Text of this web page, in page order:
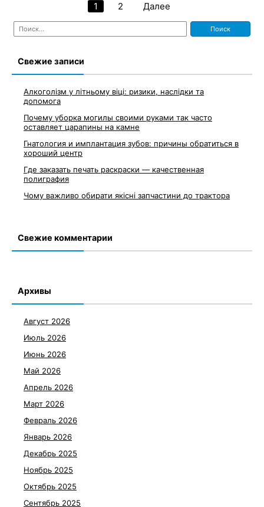
Навигация
по
1 2 Далее
Найти:
Свежие записи
Алкоголізм у літньому віці: ризики, наслідки та
допомога
Почему уборка могилы своими руками так часто
оставляет царапины на камне
Гнатология и имплантация зубов: причины обратиться в
хороший центр
Где заказать печать раскраски — качественная
полиграфия
Чому важливо обирати якісні запчастини до трактора
Свежие комментарии
Архивы
Август 2026
Июль 2026
Июнь 2026
Май 2026
Апрель 2026
Март 2026
Февраль 2026
Январь 2026
Декабрь 2025
Ноябрь 2025
Октябрь 2025
Сентябрь 2025